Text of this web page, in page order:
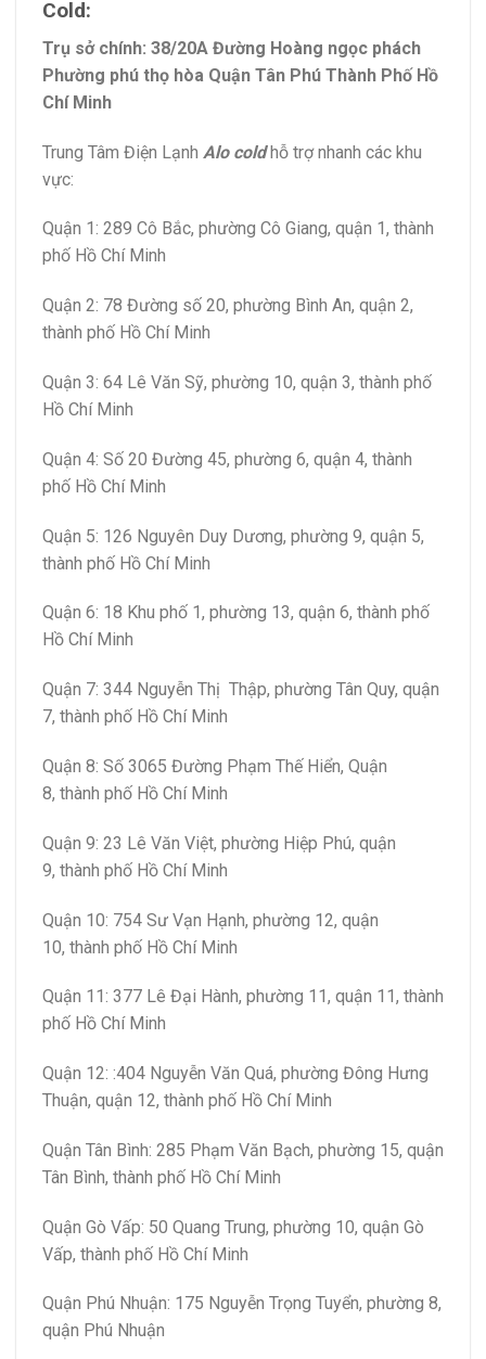
Cold:
Trụ sở chính: 38/20A Đường Hoàng ngọc phách
Phường phú thọ hòa Quận Tân Phú Thành Phố Hồ
Chí Minh
Trung Tâm Điện Lạnh Alo coldhỗ trợ nhanh các khu
vực:
Quận 1: 289 Cô Bắc, phường Cô Giang, quận 1, thành
phố Hồ Chí Minh
Quận 2: 78 Đường số 20, phường Bình An, quận 2,
thành phố Hồ Chí Minh
Quận 3: 64 Lê Văn Sỹ, phường 10, quận 3, thành phố
Hồ Chí Minh
Quận 4: Số 20 Đường 45, phường 6, quận 4, thành
phố Hồ Chí Minh
Quận 5: 126 Nguyên Duy Dương, phường 9, quận 5,
thành phố Hồ Chí Minh
Quận 6: 18 Khu phố 1, phường 13, quận 6, thành phố
Hồ Chí Minh
Quận 7: 344 Nguyễn Thị Thập, phường Tân Quy, quận
7, thành phố Hồ Chí Minh
Quận 8: Số 3065 Đường Phạm Thế Hiển, Quận
8, thành phố Hồ Chí Minh
Quận 9: 23 Lê Văn Việt, phường Hiệp Phú, quận
9, thành phố Hồ Chí Minh
Quận 10: 754 Sư Vạn Hạnh, phường 12, quận
10, thành phố Hồ Chí Minh
Quận 11: 377 Lê Đại Hành, phường 11, quận 11, thành
phố Hồ Chí Minh
Quận 12: :404 Nguyễn Văn Quá, phường Đông Hưng
Thuận, quận 12, thành phố Hồ Chí Minh
Quận Tân Bình: 285 Phạm Văn Bạch, phường 15, quận
Tân Bình, thành phố Hồ Chí Minh
Quận Gò Vấp: 50 Quang Trung, phường 10, quận Gò
Vấp, thành phố Hồ Chí Minh
Quận Phú Nhuận: 175 Nguyễn Trọng Tuyển, phường 8,
quận Phú Nhuận